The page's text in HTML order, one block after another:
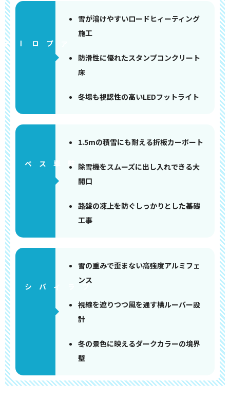
アプローチ
雪が溶けやすいロードヒィーティング
施工
防滑性に優れたスタンプコンクリート
床
冬場も視認性の高いLEDフットライト
1.5mの積雪にも耐える折板カーポート
除雪機をスムーズに出し入れできる大
開口
路盤の凍上を防ぐしっかりとした基礎
工事
雪の重みで歪まない高強度アルミフェ
ンス
視線を遮りつつ風を通す横ルーバー設
計
冬の景色に映えるダークカラーの境界
壁